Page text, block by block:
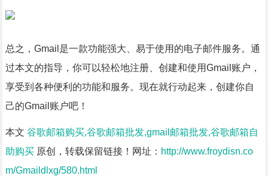
总之，Gmail是一款功能强大、易于使用的电子邮件服务。通
过本文的指导，你可以轻松地注册、创建和使用Gmail账户，
享受到各种便利的功能和服务。现在就行动起来，创建你自
己的Gmail账户吧！
本文 谷歌邮箱购买,谷歌邮箱批发,gmail邮箱批发,谷歌邮箱自
助购买原创，转载保留链接！网址： http://www.froydisn.co
m/Gmaildlxg/580.html